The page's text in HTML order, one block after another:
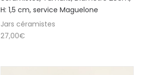
H: 1,5 cm, service Maguelone
Jars céramistes
27,00€